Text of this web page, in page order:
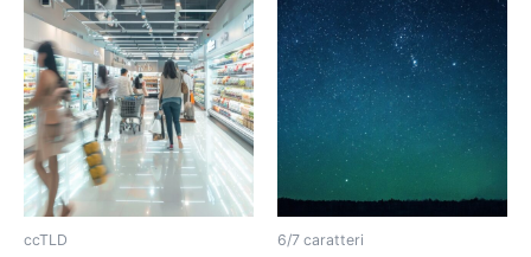
ccTLD 6/7 caratteri